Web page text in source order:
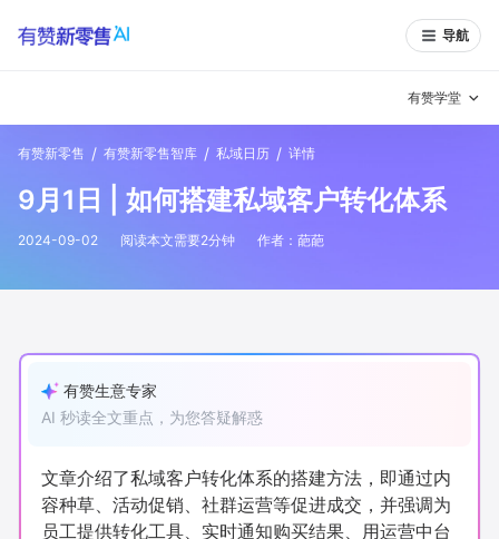
导航
有赞学堂
有赞春季发布会 实干家直播间
新零售大会 新零售茶会
新零售私享会 门店经营增长公开课
有赞新零售 / 有赞新零售智库 / 私域日历 / 详情
9月1日 | 如何搭建私域客户转化体系
2024-09-02 阅读本文需要2分钟 作者： 葩葩
有赞生意专家
AI 秒读全文重点，为您答疑解惑
文章介绍了私域客户转化体系的搭建方法，即通过内
容种草、活动促销、社群运营等促进成交，并强调为
员工提供转化工具、实时通知购买结果、用运营中台